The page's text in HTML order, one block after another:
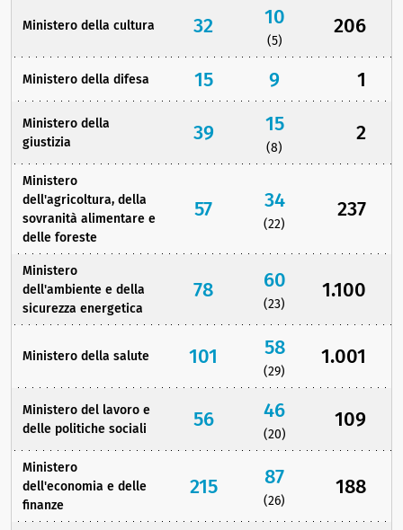
Ministero della cultura 32 10
(5)
206
Ministero della difesa 15 9 1
Ministero della
giustizia
39 15
(8)
2
Ministero
dell'agricoltura, della
sovranità alimentare e
delle foreste
57 34
(22)
237
Ministero
dell'ambiente e della
sicurezza energetica
78 60
(23)
1.100
Ministero della salute 101 58
(29)
1.001
Ministero del lavoro e
delle politiche sociali
56 46
(20)
109
Ministero
dell'economia e delle
finanze
215 87
(26)
188